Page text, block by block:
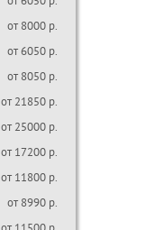
от 8000 р.
от 6050 р.
от 8050 р.
от 21850 р.
от 25000 р.
от 17200 р.
от 11800 р.
от 8990 р.